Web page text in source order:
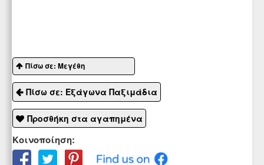
Πίσω σε: Μεγέθη
Πίσω σε: Εξάγωνα Παξιμάδια
Προσθήκη στα αγαπημένα
Κοινοποίηση: